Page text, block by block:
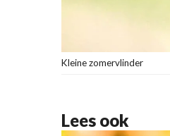
Kleine zomervlinder
Lees ook